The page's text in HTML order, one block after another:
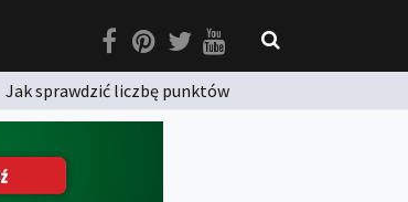
Jak sprawdzić liczbę punktów